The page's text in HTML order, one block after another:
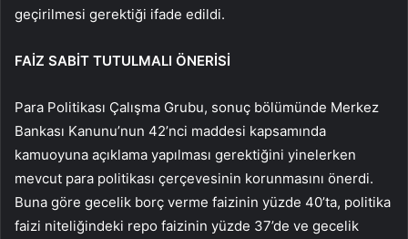
geçirilmesi gerektiği ifade edildi.
FAİZ SABİT TUTULMALI ÖNERİSİ
Para Politikası Çalışma Grubu, sonuç bölümünde Merkez
Bankası Kanunu’nun 42’nci maddesi kapsamında
kamuoyuna açıklama yapılması gerektiğini yinelerken
mevcut para politikası çerçevesinin korunmasını önerdi.
Buna göre gecelik borç verme faizinin yüzde 40’ta, politika
faizi niteliğindeki repo faizinin yüzde 37’de ve gecelik